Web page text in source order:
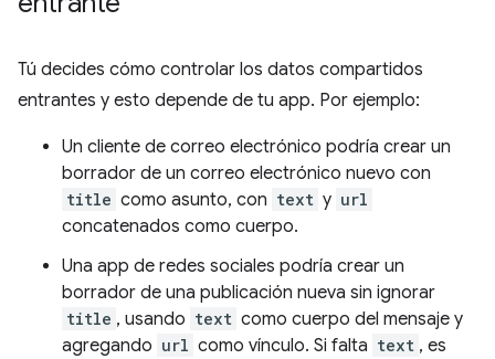
Tú decides cómo controlar los datos compartidos
entrantes y esto depende de tu app. Por ejemplo:
Un cliente de correo electrónico podría crear un
borrador de un correo electrónico nuevo con
title como asunto, con text y url
concatenados como cuerpo.
Una app de redes sociales podría crear un
borrador de una publicación nueva sin ignorar
title , usando text como cuerpo del mensaje y
agregando url como vínculo. Si falta text , es